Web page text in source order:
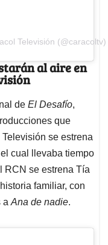
Televisión (@caracoltv)
al aire en
de El Desafío,
que
se estrena
el cual llevaba tiempo
RCN se estrena Tía
familiar, con
a Ana de nadie.